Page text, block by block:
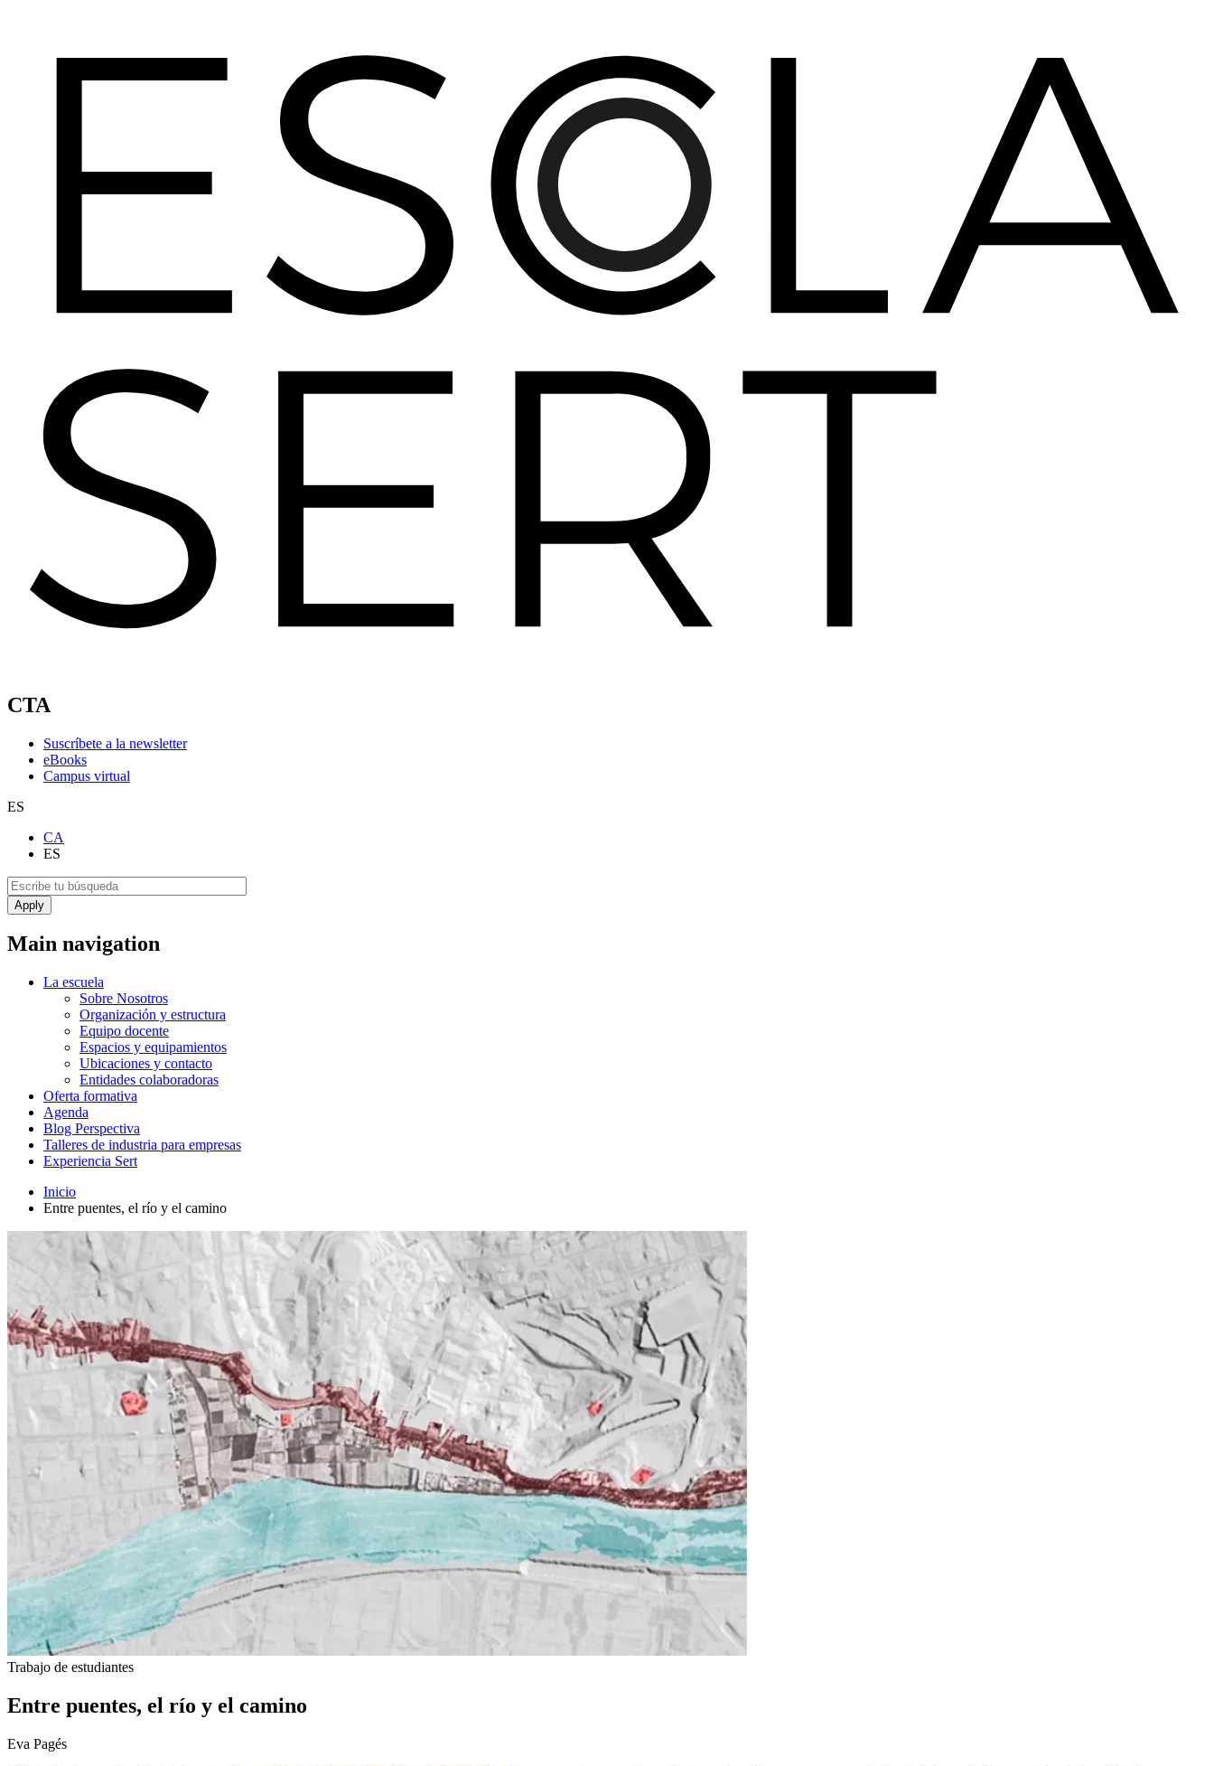
CTA
Suscríbete a la newsletter
eBooks
Campus virtual
ES
CA
ES
Main navigation
La escuela
Sobre Nosotros
Organización y estructura
Equipo docente
Espacios y equipamientos
Ubicaciones y contacto
Entidades colaboradoras
Oferta formativa
Agenda
Blog Perspectiva
Talleres de industria para empresas
Experiencia Sert
Inicio
Entre puentes, el río y el camino
Trabajo de estudiantes
Entre puentes, el río y el camino
Eva Pagés